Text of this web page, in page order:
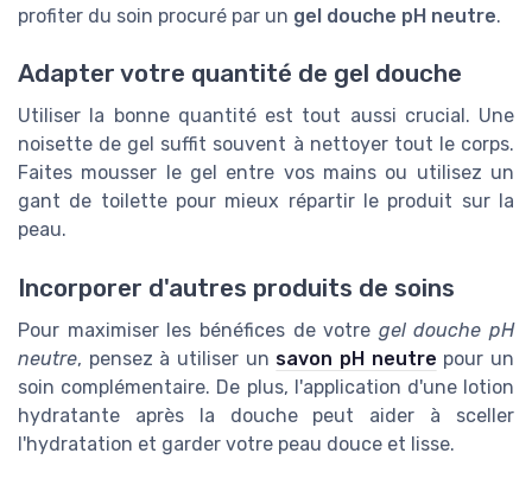
profiter du soin procuré par un gel douche pH neutre.
Adapter votre quantité de gel douche
Utiliser la bonne quantité est tout aussi crucial. Une
noisette de gel suffit souvent à nettoyer tout le corps.
Faites mousser le gel entre vos mains ou utilisez un
gant de toilette pour mieux répartir le produit sur la
peau.
Incorporer d'autres produits de soins
Pour maximiser les bénéfices de votre gel douche pH
neutre, pensez à utiliser un savon pH neutre pour un
soin complémentaire. De plus, l'application d'une lotion
hydratante après la douche peut aider à sceller
l'hydratation et garder votre peau douce et lisse.